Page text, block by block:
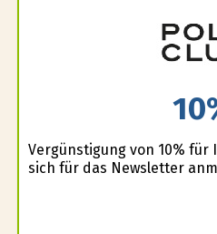
Vergünstigung von 10% für
sich für das Newsletter